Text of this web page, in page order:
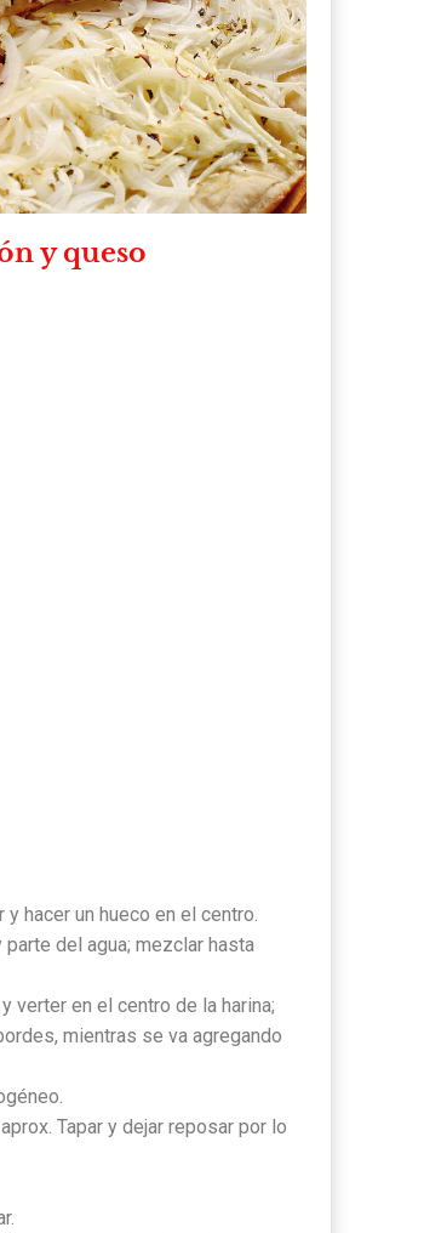
y queso
y hacer un hueco en el centro.
parte del agua; mezclar hasta
verter en el centro de la harina;
mientras se va agregando
Tapar y dejar reposar por lo